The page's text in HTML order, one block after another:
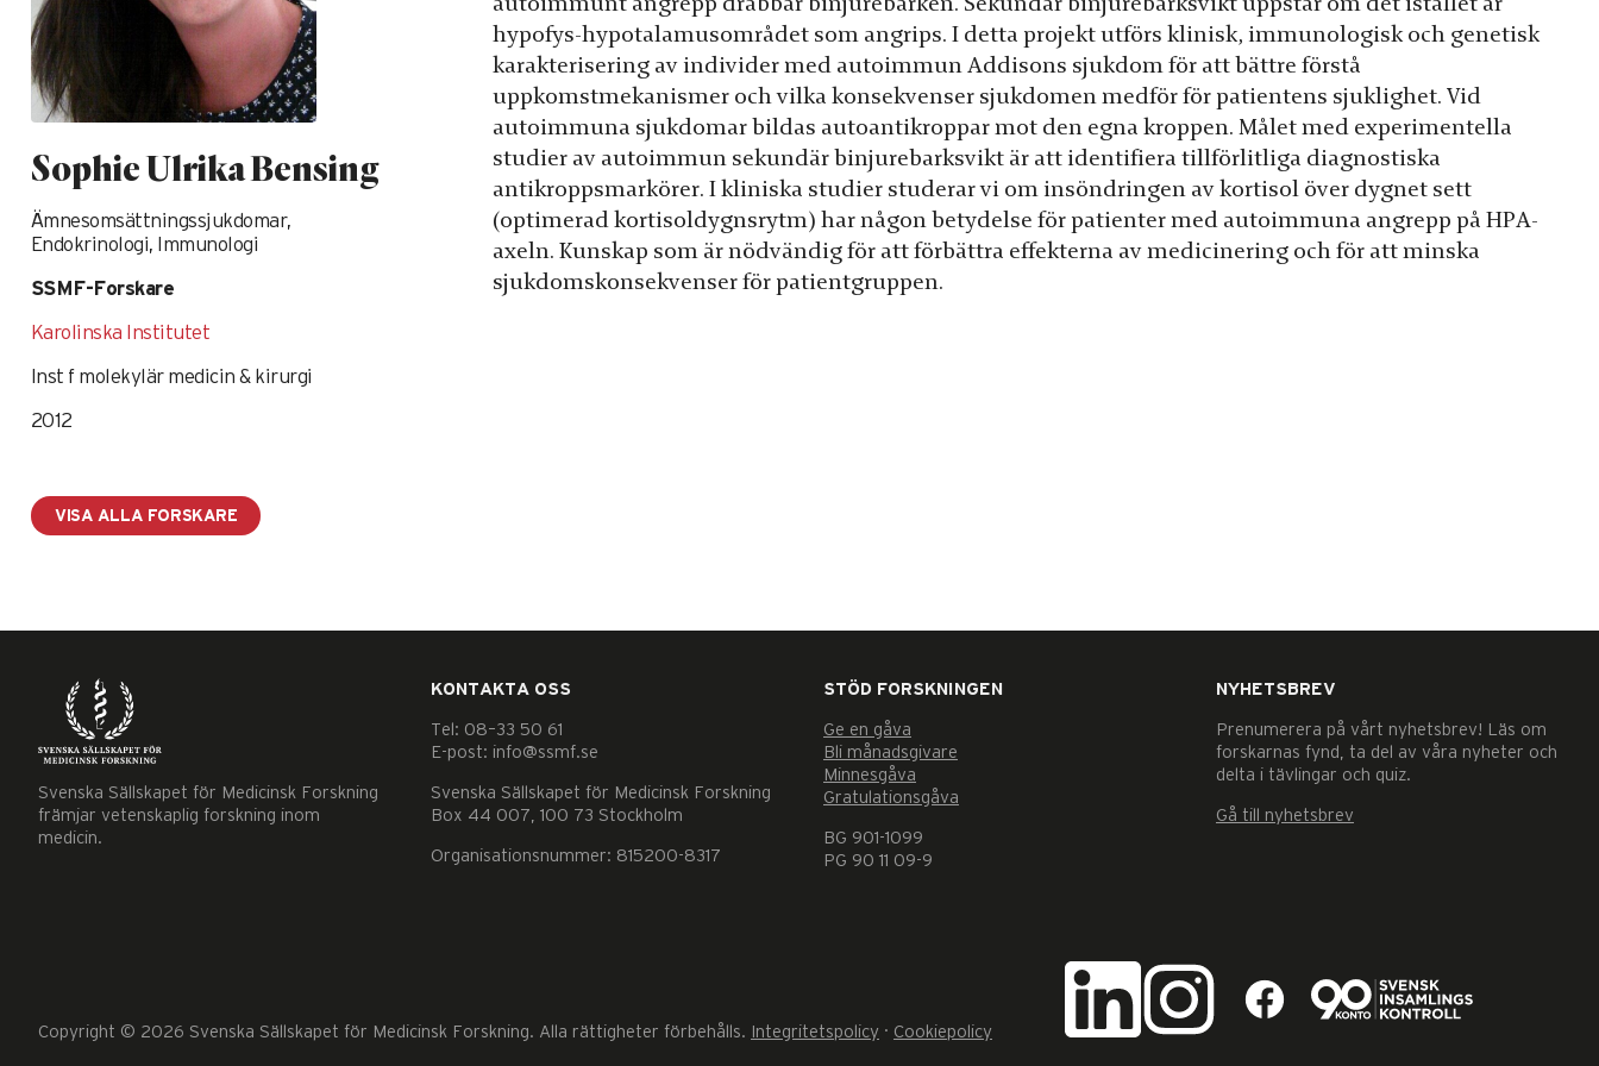
Sophie Ulrika Bensing
Ämnesomsättningssjukdomar,
Endokrinologi, Immunologi
SSMF-Forskare
Karolinska Institutet
Inst f molekylär medicin & kirurgi
2012
hypofys-hypotalamusområdet som angrips. I detta projekt utförs klinisk, immunologisk och genetisk
karakterisering av individer med autoimmun Addisons sjukdom för att bättre förstå
uppkomstmekanismer och vilka konsekvenser sjukdomen medför för patientens sjuklighet. Vid
autoimmuna sjukdomar bildas autoantikroppar mot den egna kroppen. Målet med experimentella
studier av autoimmun sekundär binjurebarksvikt är att identifiera tillförlitliga diagnostiska
antikroppsmarkörer. I kliniska studier studerar vi om insöndringen av kortisol över dygnet sett
(optimerad kortisoldygnsrytm) har någon betydelse för patienter med autoimmuna angrepp på HPA-
axeln. Kunskap som är nödvändig för att förbättra effekterna av medicinering och för att minska
sjukdomskonsekvenser för patientgruppen.
VISA ALLA FORSKARE
Svenska Sällskapet för Medicinsk Forskning
främjar vetenskaplig forskning inom
medicin.
KONTAKTA OSS
Tel: 08–33 50 61
E-post: info@ssmf.se
Svenska Sällskapet för Medicinsk Forskning
Box 44 007, 100 73 Stockholm
Organisationsnummer: 815200-8317
STÖD FORSKNINGEN
Ge en gåva
Bli månadsgivare
Minnesgåva
Gratulationsgåva
BG 901-1099
PG 90 11 09-9
NYHETSBREV
Prenumerera på vårt nyhetsbrev! Läs om
forskarnas fynd, ta del av våra nyheter och
delta i tävlingar och quiz.
Gå till nyhetsbrev
Copyright © 2026 Svenska Sällskapet för Medicinsk Forskning. Alla rättigheter förbehålls. Integritetspolicy · Cookiepolicy
Nödvändiga
Dessa kakor
går inte att
välja bort. De